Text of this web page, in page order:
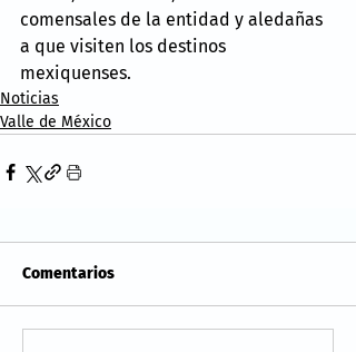
comensales de la entidad y aledañas
a que visiten los destinos
mexiquenses.
Noticias
Valle de México
Comentarios